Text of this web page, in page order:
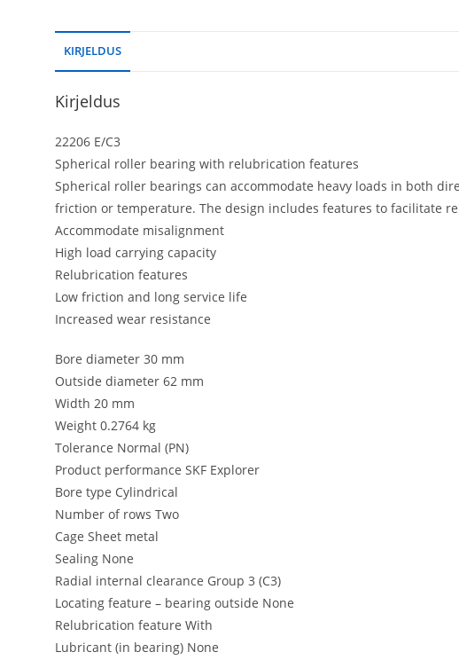
KIRJELDUS
Kirjeldus
22206 E/C3
Spherical roller bearing with relubrication features
Spherical roller bearings can accommodate heavy loads in both
friction or temperature. The design includes features to facilitate
Accommodate misalignment
High load carrying capacity
Relubrication features
Low friction and long service life
Increased wear resistance
Bore diameter 30 mm
Outside diameter 62 mm
Width 20 mm
Weight 0.2764 kg
Tolerance Normal (PN)
Product performance SKF Explorer
Bore type Cylindrical
Number of rows Two
Cage Sheet metal
Sealing None
Radial internal clearance Group 3 (C3)
Locating feature – bearing outside None
Relubrication feature With
Lubricant (in bearing) None